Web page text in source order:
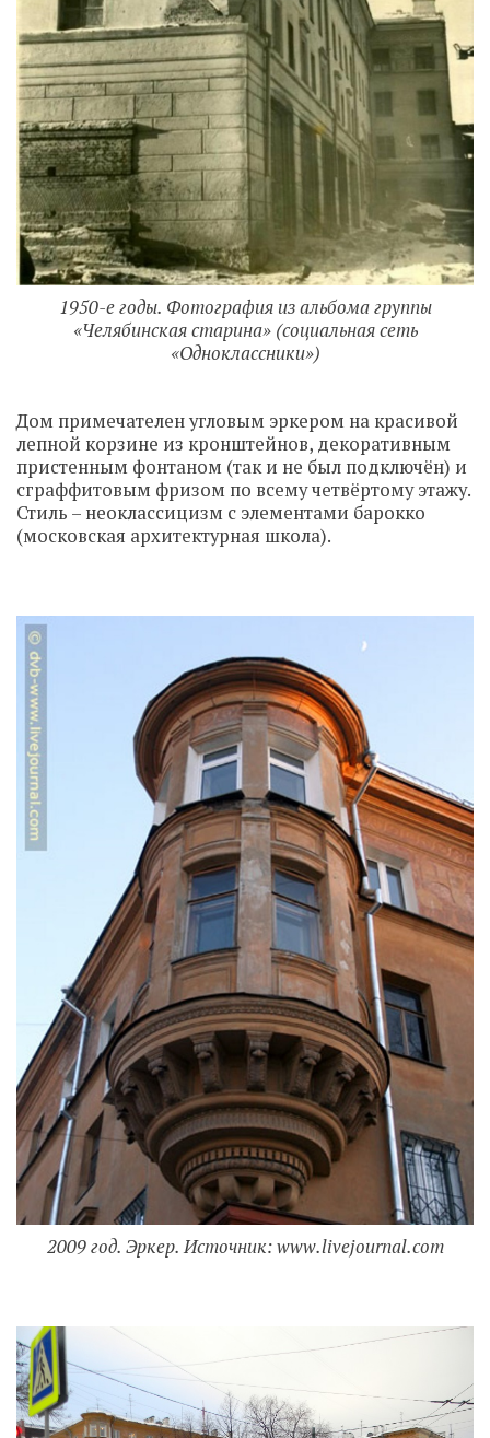
1950-е годы. Фотография из альбома группы
«Челябинская старина» (социальная сеть
«Одноклассники»)
Дом примечателен угловым эркером на красивой
лепной корзине из кронштейнов, декоративным
пристенным фонтаном (так и не был подключён) и
сграффитовым фризом по всему четвёртому этажу.
Стиль – неоклассицизм с элементами барокко
(московская архитектурная школа).
2009 год. Эркер. Источник: www.livejournal.com